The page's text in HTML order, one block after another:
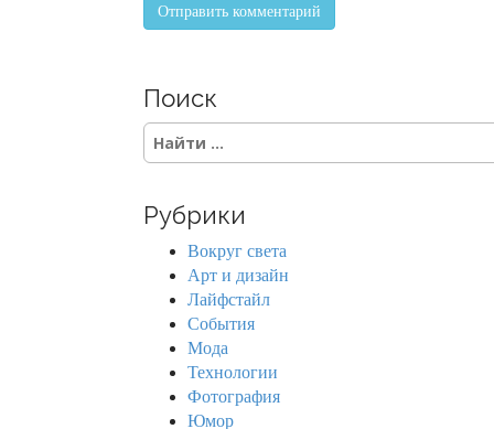
Поиск
S
e
c
Рубрики
Вокруг света
Арт и дизайн
Лайфстайл
События
Мода
Технологии
Фотография
Юмор